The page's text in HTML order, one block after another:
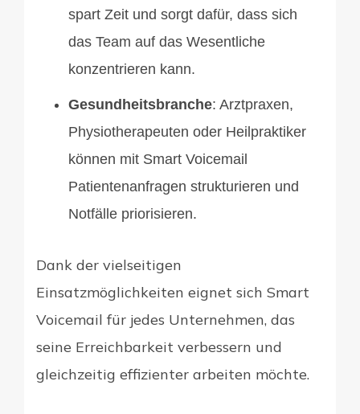
spart Zeit und sorgt dafür, dass sich
das Team auf das Wesentliche
konzentrieren kann.
Gesundheitsbranche: Arztpraxen,
Physiotherapeuten oder Heilpraktiker
können mit Smart Voicemail
Patientenanfragen strukturieren und
Notfälle priorisieren.
Dank der vielseitigen
Einsatzmöglichkeiten eignet sich Smart
Voicemail für jedes Unternehmen, das
seine Erreichbarkeit verbessern und
gleichzeitig effizienter arbeiten möchte.